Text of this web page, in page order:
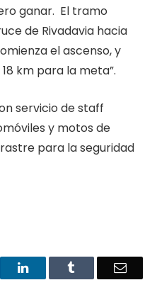
ganar. El tramo
de Rivadavia hacia
el ascenso, y
km para la meta”.
servicio de staff
y motos de
para la seguridad
LinkedIn Email